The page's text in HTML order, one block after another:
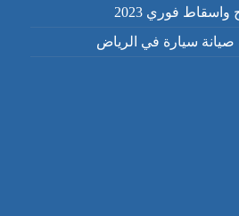
فوري 2023
سيارة في الرياض